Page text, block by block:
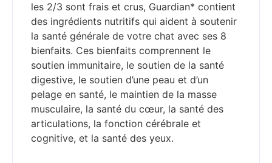
les 2/3 sont frais et crus, Guardian* contient
des ingrédients nutritifs qui aident à soutenir
la santé générale de votre chat avec ses 8
bienfaits. Ces bienfaits comprennent le
soutien immunitaire, le soutien de la santé
digestive, le soutien d’une peau et d’un
pelage en santé, le maintien de la masse
musculaire, la santé du cœur, la santé des
articulations, la fonction cérébrale et
cognitive, et la santé des yeux.